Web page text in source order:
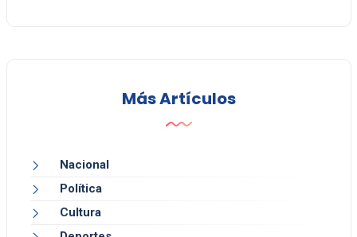
Más Artículos
Nacional
Política
Cultura